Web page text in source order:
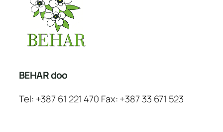
BEHAR doo
Tel: +387 61 221 470 Fax: +387 33 671 523